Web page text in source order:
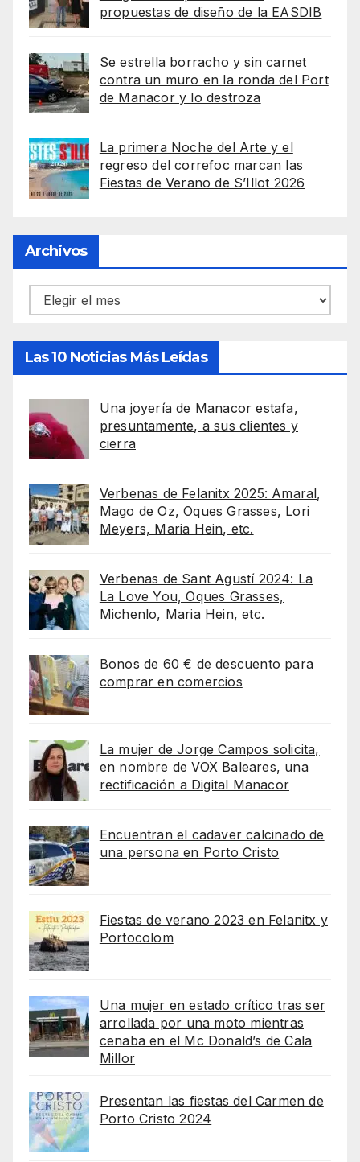
propuestas de diseño de la EASDIB
Se estrella borracho y sin carnet
contra un muro en la ronda del Port
de Manacor y lo destroza
La primera Noche del Arte y el
regreso del correfoc marcan las
Fiestas de Verano de S’Illot 2026
Archivos
Archivos
Las 10 Noticias Más Leídas
Una joyería de Manacor estafa,
presuntamente, a sus clientes y
cierra
Verbenas de Felanitx 2025: Amaral,
Mago de Oz, Oques Grasses, Lori
Meyers, Maria Hein, etc.
Verbenas de Sant Agustí 2024: La
La Love You, Oques Grasses,
Michenlo, Maria Hein, etc.
Bonos de 60 € de descuento para
comprar en comercios
La mujer de Jorge Campos solicita,
en nombre de VOX Baleares, una
rectificación a Digital Manacor
Encuentran el cadaver calcinado de
una persona en Porto Cristo
Fiestas de verano 2023 en Felanitx y
Portocolom
Una mujer en estado crítico tras ser
arrollada por una moto mientras
cenaba en el Mc Donald’s de Cala
Millor
Presentan las fiestas del Carmen de
Porto Cristo 2024